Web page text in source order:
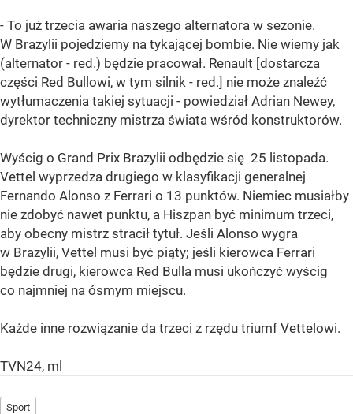
- To już trzecia awaria naszego alternatora w sezonie.
W Brazylii pojedziemy na tykającej bombie. Nie wiemy jak
(alternator - red.) będzie pracował. Renault [dostarcza
części Red Bullowi, w tym silnik - red.] nie może znaleźć
wytłumaczenia takiej sytuacji - powiedział Adrian Newey,
dyrektor techniczny mistrza świata wśród konstruktorów.
Wyścig o Grand Prix Brazylii odbędzie się 25 listopada.
Vettel wyprzedza drugiego w klasyfikacji generalnej
Fernando Alonso z Ferrari o 13 punktów. Niemiec musiałby
nie zdobyć nawet punktu, a Hiszpan być minimum trzeci,
aby obecny mistrz stracił tytuł. Jeśli Alonso wygra
w Brazylii, Vettel musi być piąty; jeśli kierowca Ferrari
będzie drugi, kierowca Red Bulla musi ukończyć wyścig
co najmniej na ósmym miejscu.
Każde inne rozwiązanie da trzeci z rzędu triumf Vettelowi.
TVN24, ml
Sport